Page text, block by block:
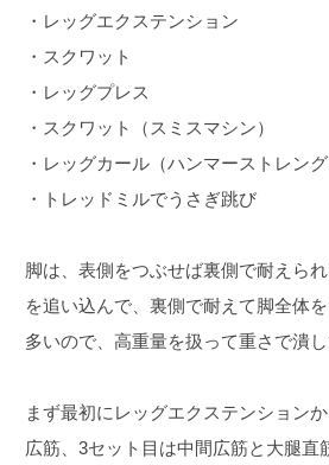
・レッグエクステンション
・スクワット
・レッグプレス
・スクワット（スミスマシン）
・レッグカール（ハンマーストレング
・トレッドミルでうさぎ跳び
脚は、表側をつぶせば裏側で耐えら
を追い込んで、裏側で耐えて脚全体
多いので、高重量を扱って重さで潰
まず最初にレッグエクステンション
広筋、3セット目は中間広筋と大腿